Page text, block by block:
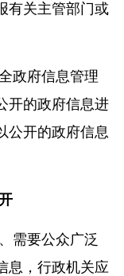
有关主管部门或
政府信息管理
开的政府信息进
公开的政府信息
需要公众广泛
息，行政机关应